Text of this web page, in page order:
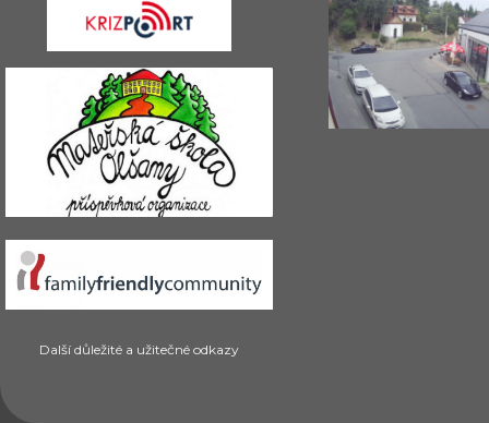
Další důležité a užitečné odkazy